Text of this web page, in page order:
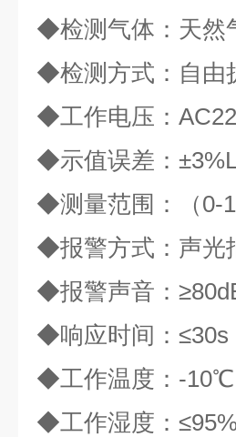
◆检测气体：天然
◆检测方式：自由
◆工作电压：
◆示值误差：±
◆测量范围：（0-
◆报警方式：声光
◆报警声音：≥
◆响应时间：≤30s
◆工作温度： -10℃
◆工作湿度：≤